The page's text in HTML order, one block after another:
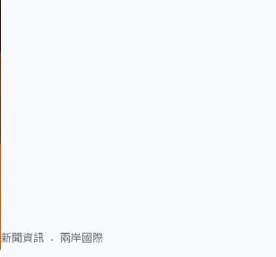
新聞資訊 兩岸國際